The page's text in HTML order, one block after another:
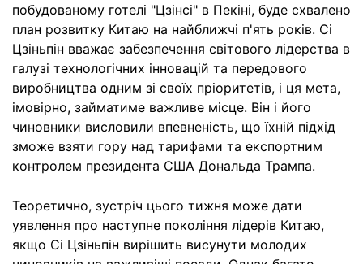
побудованому готелі "Цзінсі" в Пекіні, буде схвалено
план розвитку Китаю на найближчі п'ять років. Сі
Цзіньпін вважає забезпечення світового лідерства в
галузі технологічних інновацій та передового
виробництва одним зі своїх пріоритетів, і ця мета,
імовірно, займатиме важливе місце. Він і його
чиновники висловили впевненість, що їхній підхід
зможе взяти гору над тарифами та експортним
контролем президента США Дональда Трампа.
Теоретично, зустріч цього тижня може дати
уявлення про наступне покоління лідерів Китаю,
якщо Сі Цзіньпін вирішить висунути молодих